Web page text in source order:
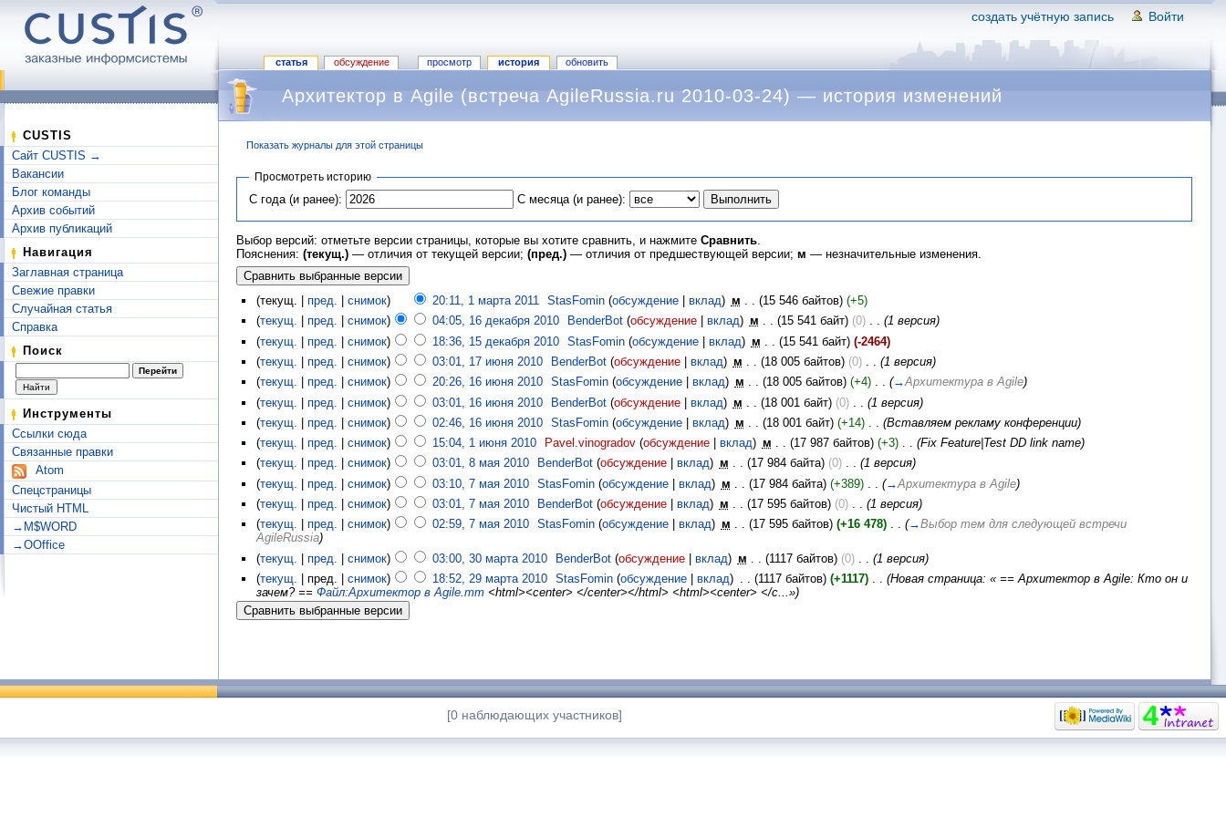
создать учётную запись Войти
статья обсуждение просмотр история обновить
CUSTIS
Сайт CUSTIS →
Вакансии
Блог команды
Архив событий
Архив публикаций
Навигация
Заглавная страница
Свежие правки
Случайная статья
Справка
Поиск
Инструменты
Ссылки сюда
Связанные правки
Atom
Спецстраницы
Чистый HTML
→M$WORD
→OOffice
Архитектор в Agile (встреча AgileRussia.ru 2010-03-24) — история изменений
Показать журналы для этой страницы
Просмотреть историю
С года (и ранее): С месяца (и ранее):
Выбор версий: отметьте версии страницы, которые вы хотите сравнить, и нажмите Сравнить
Пояснения: (текущ.) — отличия от текущей версии; (пред.) — отличия от предшествующей версии; м — незначительные изменения.
(текущ. | пред. снимок) 20:11, 1 марта 2011‎ StasFomin (обсуждение| вклад) м . . (15 546 байтов) (+5)
(текущ. пред. снимок) 04:05, 16 декабря 2010‎ BenderBot (обсуждение| вклад) м . . (15 541 байт) (0)‎ . . (1 версия)
(текущ. | пред. | снимок) 18:36, 15 декабря 2010‎ StasFomin (обсуждение| вклад) м (15 541 байт) (-2464)
(текущ. пред. снимок) 03:01, 17 июня 2010‎ BenderBot (обсуждение| вклад) м (18 005 байтов) (0)‎
(1 версия)
(текущ. пред. снимок) 20:26, 16 июня 2010‎ StasFomin (обсуждение| вклад) м . . (18 005 байтов) (+4)‎ . . (→Архитектура в Agile)
(текущ. | пред. | снимок) 03:01, 16 июня 2010‎ BenderBot (обсуждение| вклад) м (18 001 байт) (0)‎
(1 версия)
(текущ. пред. снимок) 02:46, 16 июня 2010‎ StasFomin (обсуждение| вклад) м (18 001 байт) (+14)‎
(Вставляем рекламу конференции)
(текущ. пред. снимок) 15:04, 1 июня 2010‎ Pavel.vinogradov (обсуждение| вклад) м . . (17 987 байтов) (+3)‎ . . (Fix Feature|Test DD link name)
(текущ. пред. снимок) 03:01, 8 мая 2010‎ BenderBot (обсуждение| вклад) м . . (17 984 байта) (0)‎ . . (1 версия)
(текущ. | пред. | снимок) 03:10, 7 мая 2010‎ StasFomin (обсуждение| вклад) м (17 984 байта) (+389)‎ (→Архитектура в Agile)
(текущ. пред. снимок) 03:01, 7 мая 2010‎ BenderBot (обсуждение| вклад) м (17 595 байтов) (0)‎
(1 версия)
(текущ. пред. снимок) 02:59, 7 мая 2010‎ StasFomin (обсуждение| вклад) м . . (17 595 байтов) (+16 478)‎ . . (→Выбор тем для следующей встречи
AgileRussia)
(текущ. | пред. | снимок) 03:00, 30 марта 2010‎ BenderBot (обсуждение| вклад) м (1117 байтов) (0)‎
(1 версия)
(текущ. | пред. | снимок) 18:52, 29 марта 2010‎ StasFomin (обсуждение| вклад) (1117 байтов) (+1117)‎
(Новая страница: « == Архитектор в Agile: Кто он и
зачем? == Файл:Архитектор в Agile.mm<html><center> </center></html> <html><center> </c...»)
[0 наблюдающих участников]